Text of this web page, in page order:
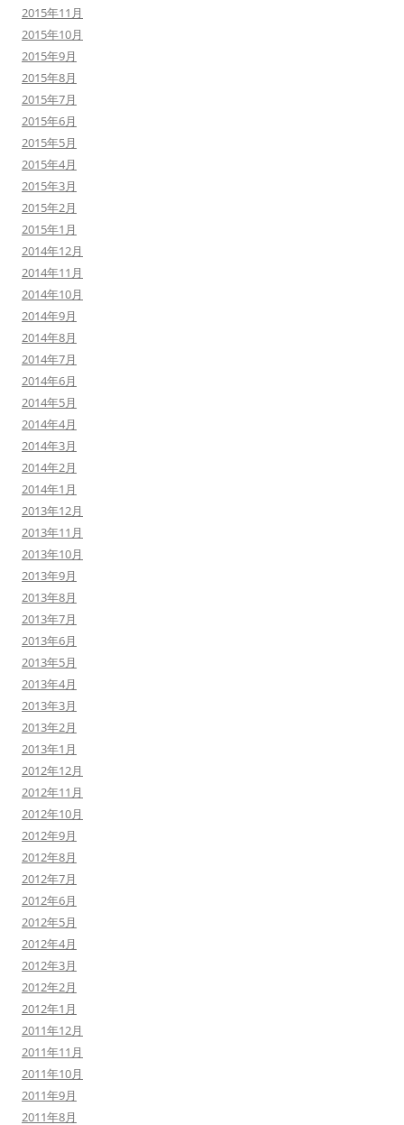
2015年11月
2015年10月
2015年9月
2015年8月
2015年7月
2015年6月
2015年5月
2015年4月
2015年3月
2015年2月
2015年1月
2014年12月
2014年11月
2014年10月
2014年9月
2014年8月
2014年7月
2014年6月
2014年5月
2014年4月
2014年3月
2014年2月
2014年1月
2013年12月
2013年11月
2013年10月
2013年9月
2013年8月
2013年7月
2013年6月
2013年5月
2013年4月
2013年3月
2013年2月
2013年1月
2012年12月
2012年11月
2012年10月
2012年9月
2012年8月
2012年7月
2012年6月
2012年5月
2012年4月
2012年3月
2012年2月
2012年1月
2011年12月
2011年11月
2011年10月
2011年9月
2011年8月